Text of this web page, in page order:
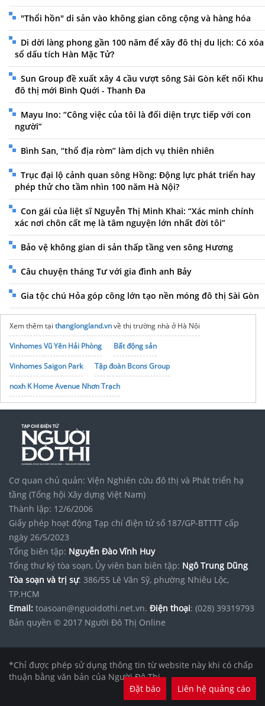
"Thổi hồn" di sản vào không gian công cộng và hàng hóa
Di dời làng phong gần 100 năm để xây đô thị du lịch: Có xóa
sổ dấu tích Hàn Mặc Tử?
Sun Group đề xuất xây 4 cầu vượt sông Sài Gòn kết nối Khu
đô thị mới Bình Quới - Thanh Đa
Mayu Ino: “Công việc của tôi là đối diện trực tiếp với con
người”
Bình San, “thổ địa ròm” làm dịch vụ thiên nhiên
Trục đại lộ cảnh quan sông Hồng: Động lực phát triển hay
phép thử cho tầm nhìn 100 năm Hà Nội?
Con gái của liệt sĩ Nguyễn Thị Minh Khai: “Xác minh chính
xác nơi chôn cất mẹ là tâm nguyện lớn nhất đời tôi”
Bảo vệ không gian di sản thấp tầng ven sông Hương
Câu chuyện tháng Tư với gia đình anh Bảy
Gia tộc chú Hỏa góp công lớn tạo nền móng đô thị Sài Gòn
Xem thêm tại thanglongland.vnvề thị trường nhà ở Hà Nội
Vinhomes Vũ Yên Hải Phòng
Bất động sản
Vinhomes Saigon Park
Tập đoàn Bcons Group
noxh K Home Avenue Nhơn Trạch
Cơ quan chủ quản: Viện Nghiên cứu đô thị và Phát triển hạ
tầng (Tổng hội Xây dựng Việt Nam)
Thành lập: 12/6/2006
Giấy phép hoạt động Tạp chí điện tử số 187/GP-BTTTT cấp
ngày 26/5/2023
Tổng biên tập: Nguyễn Đào Vĩnh Huy
Tổng thư ký tòa soạn, Ủy viên ban biên tập: Ngô Trung Dũng
Tòa soạn và trị sự: 386/55 Lê Văn Sỹ, phường Nhiêu Lộc,
TP.HCM
Email: toasoan@nguoidothi.net.vn. Điện thoại: (028) 39319793
Bản quyền © 2017 Người Đô Thị Online
*Chỉ được phép sử dụng thông tin từ website này khi có chấp
thuận bằng văn bản của Người Đô Thị.
Đặt báo
Liên hệ quảng cáo